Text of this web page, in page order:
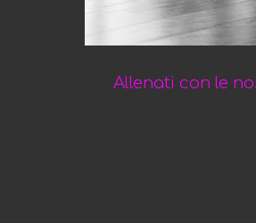
Allenati con le